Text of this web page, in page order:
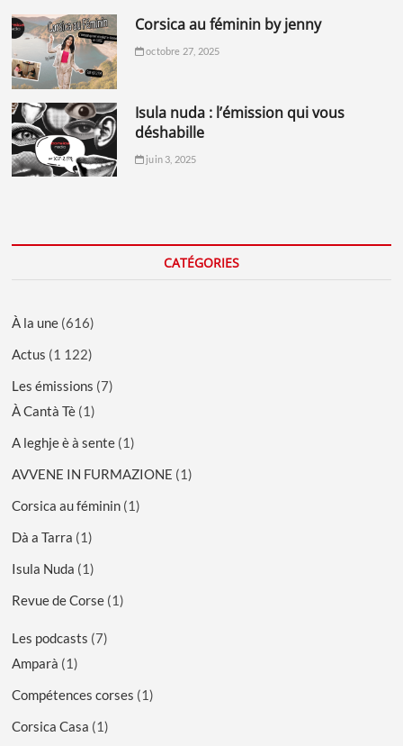
corsica au féminin by jenny
octobre 27, 2025
isula nuda : l’émission qui vous
déshabille
juin 3, 2025
CATÉGORIES
À la une (616)
Actus (1 122)
Les émissions (7)
À Cantà Tè (1)
A leghje è à sente (1)
AVVENE IN FURMAZIONE (1)
Corsica au féminin (1)
Dà a Tarra (1)
Isula Nuda (1)
Revue de Corse (1)
Les podcasts (7)
Amparà (1)
Compétences corses (1)
Corsica Casa (1)